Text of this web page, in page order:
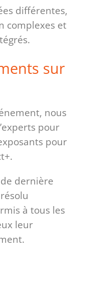
différentes,
complexes et
sur
nous
pour
pour
dernière
à tous les
leur